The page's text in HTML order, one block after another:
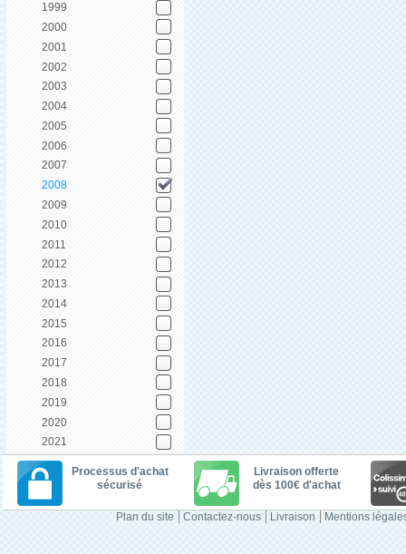
1999
2000
2001
2002
2003
2004
2005
2006
2007
2008
2009
2010
2011
2012
2013
2014
2015
2016
2017
2018
2019
2020
2021
Processus d'achat
sécurisé
Livraison offerte
dès 100€ d'achat
Plan du site Contactez-nous Livraison Mentions